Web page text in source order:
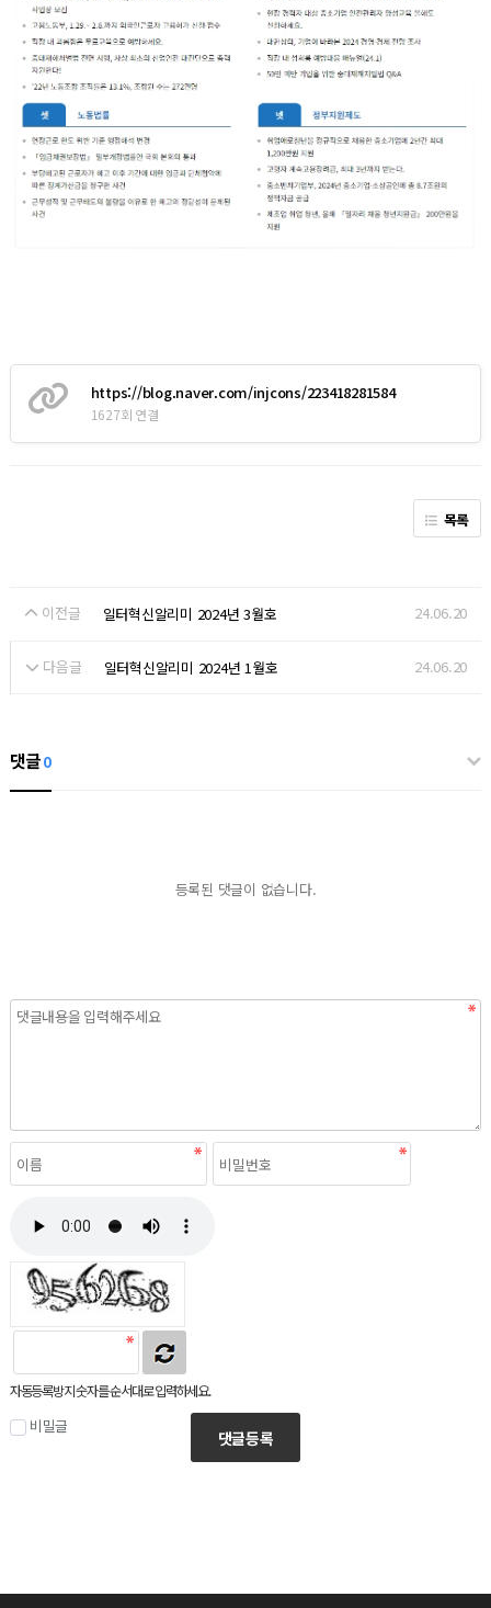
https://blog.naver.com/injcons/223418281584
1627회 연결
목록
이전글 일터혁신알리미 2024년 3월호 24.06.20
다음글 일터혁신알리미 2024년 1월호 24.06.20
댓글0
등록된 댓글이 없습니다.
자동등록방지 숫자를 순서대로 입력하세요.
비밀글
댓글등록